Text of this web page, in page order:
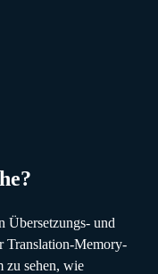
Übersetzungs- und
Translation-Memory-
zu sehen, wie